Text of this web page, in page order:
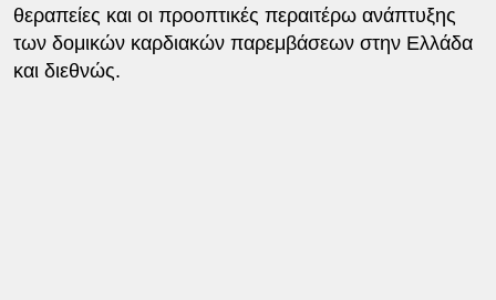
θεραπείες και οι προοπτικές περαιτέρω ανάπτυξης
των δομικών καρδιακών παρεμβάσεων στην Ελλάδα
και διεθνώς.